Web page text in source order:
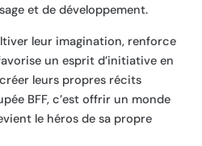
et de développement.
leur imagination, renforce
un esprit d’initiative en
leurs propres récits
BFF, c’est offrir un monde
le héros de sa propre